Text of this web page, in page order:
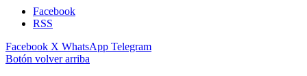
Facebook
RSS
Facebook X WhatsApp Telegram
Botón volver arriba